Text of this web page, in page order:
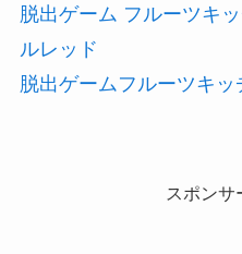
脱出ゲーム フルーツキ
ルレッド
脱出ゲームフルーツキ
スポンサ